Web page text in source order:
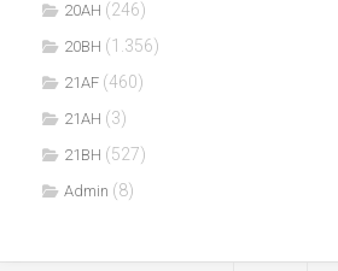
20AH (246)
20BH (1.356)
21AF (460)
21AH (3)
21BH (527)
Admin (8)